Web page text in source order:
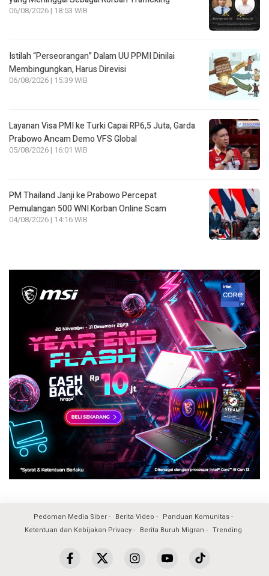
06/08/2026 | 18:53 WIB
Istilah “Perseorangan” Dalam UU PPMI Dinilai
Membingungkan, Harus Direvisi
06/08/2026 | 15:39 WIB
Layanan Visa PMI ke Turki Capai RP6,5 Juta, Garda
Prabowo Ancam Demo VFS Global
05/08/2026 | 16:01 WIB
PM Thailand Janji ke Prabowo Percepat
Pemulangan 500 WNI Korban Online Scam
04/08/2026 | 14:16 WIB
Pedoman Media Siber Berita Video
Panduan Komunitas
Ketentuan dan Kebijakan Privacy
Berita Buruh Migran Trending